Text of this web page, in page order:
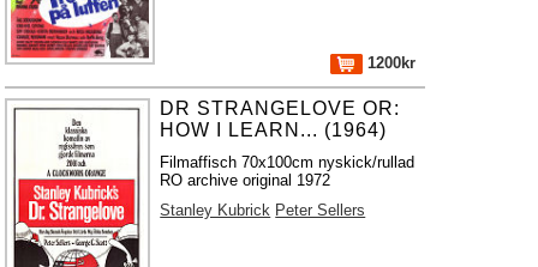
1200kr
DR STRANGELOVE OR:
HOW I LEARN... (1964)
Filmaffisch 70x100cm nyskick/rullad
RO archive original 1972
Stanley Kubrick Peter Sellers